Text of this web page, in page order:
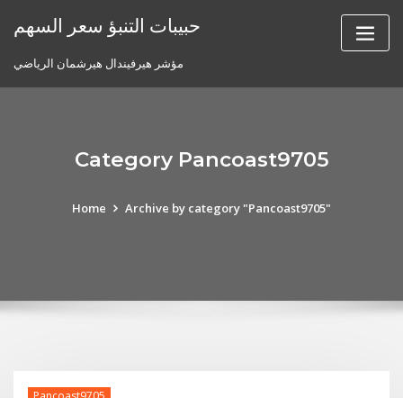
حبيبات التنبؤ سعر السهم
مؤشر هيرفيندال هيرشمان الرياضي
Category Pancoast9705
Home Archive by category "Pancoast9705"